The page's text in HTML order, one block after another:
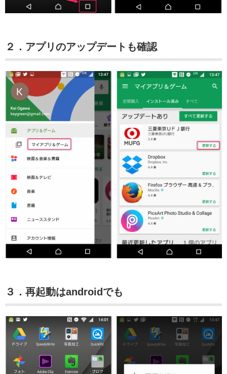
２．アプリのアップデートも確認
３．再起動はandroidでも